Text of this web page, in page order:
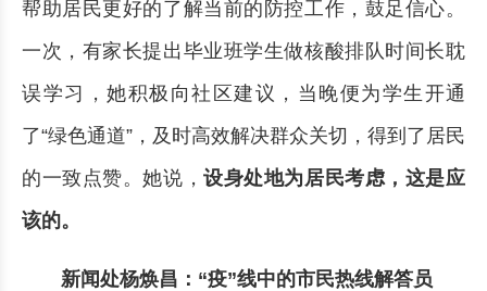
帮助居民更好的了解当前的防控工作，鼓足信心。
一次，有家长提出毕业班学生做核酸排队时间长耽
误学习，她积极向社区建议，当晚便为学生开通
了“绿色通道”，及时高效解决群众关切，得到了居民
的一致点赞。她说，设身处地为居民考虑，这是应
该的。
新闻处杨焕昌：“疫”线中的市民热线解答员